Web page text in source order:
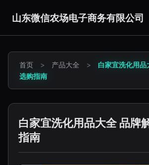
山东微信农场电子商务有限公司
首页 > 产品大全 >
白家宜洗化用
选购指南
白家宜洗化用品大全 品牌
指南